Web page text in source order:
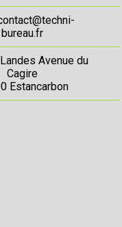
bureau.fr
Avenue du
Cagire
Estancarbon